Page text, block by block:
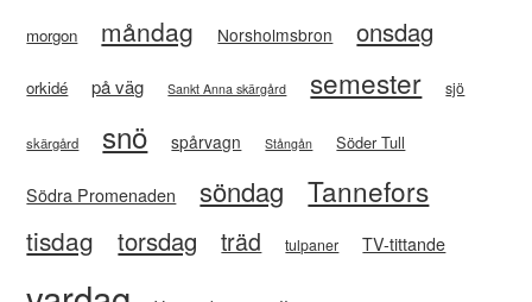
morgon måndag Norsholmsbron onsdag
orkidé på väg Sankt Anna skärgård semester sjö
skärgård snö spårvagn Stångån Söder Tull
Södra Promenaden söndag Tannefors
tisdag torsdag träd tulpaner TV-tittande